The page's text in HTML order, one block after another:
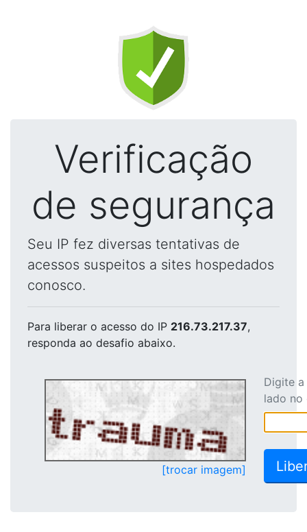
Verificação
de segurança
Seu IP fez diversas tentativas de
acessos suspeitos a sites hospedados
conosco.
Para liberar o acesso do IP 216.73.217.37,
responda ao desafio abaixo.
[trocar imagem]
Digite
lado no